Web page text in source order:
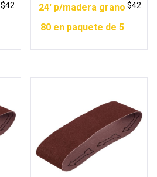
$42
24′ p/madera grano
80 en paquete de 5
$42